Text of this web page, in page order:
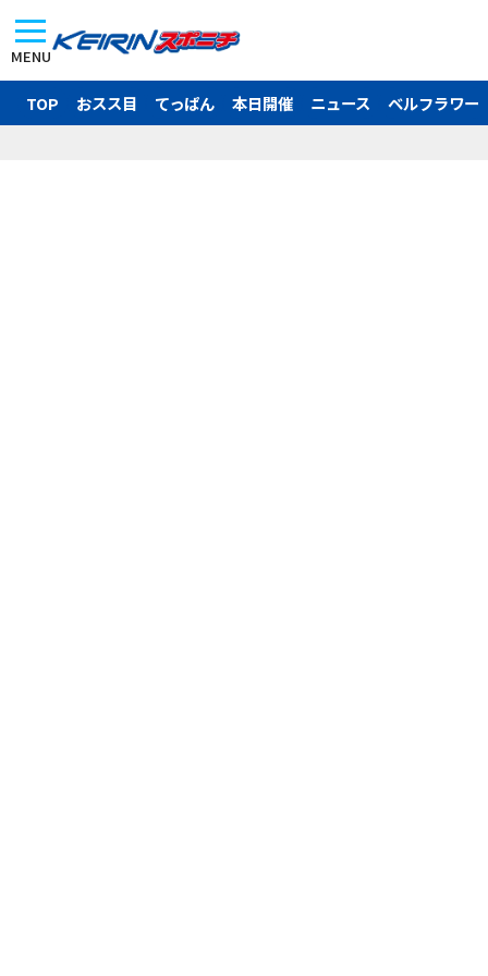
MENU
TOP おスス目 てっぱん 本日開催 ニュース ベルフラワー